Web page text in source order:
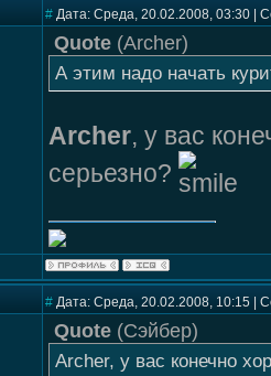
# Дата: Среда, 20.02.2008, 03:30 |
Quote (Archer)
А этим надо начать
Archer, у вас
серьезно?
# Дата: Среда, 20.02.2008, 10:15 |
Quote (Сэйбер)
Archer, у вас конечно